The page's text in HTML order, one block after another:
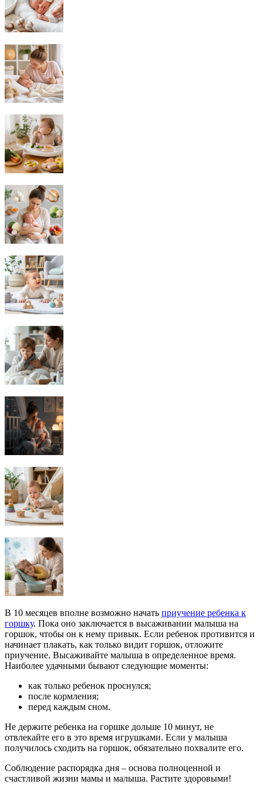
В 10 месяцев вполне возможно начать приучение ребенка к
горшку. Пока оно заключается в высаживании малыша на
горшок, чтобы он к нему привык. Если ребенок противится и
начинает плакать, как только видит горшок, отложите
приучение. Высаживайте малыша в определенное время.
Наиболее удачными бывают следующие моменты:
как только ребенок проснулся;
после кормления;
перед каждым сном.
Не держите ребенка на горшке дольше 10 минут, не
отвлекайте его в это время игрушками. Если у малыша
получилось сходить на горшок, обязательно похвалите его.
Соблюдение распорядка дня – основа полноценной и
счастливой жизни мамы и малыша. Растите здоровыми!